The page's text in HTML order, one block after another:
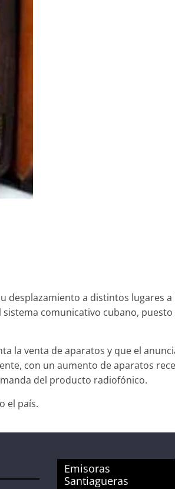
desplazamiento a distintos lugares
comunicativo cubano,
la venta de aparatos y que el
con un aumento de aparatos
del producto radiofónico.
el país.
Emisoras
Santiagueras